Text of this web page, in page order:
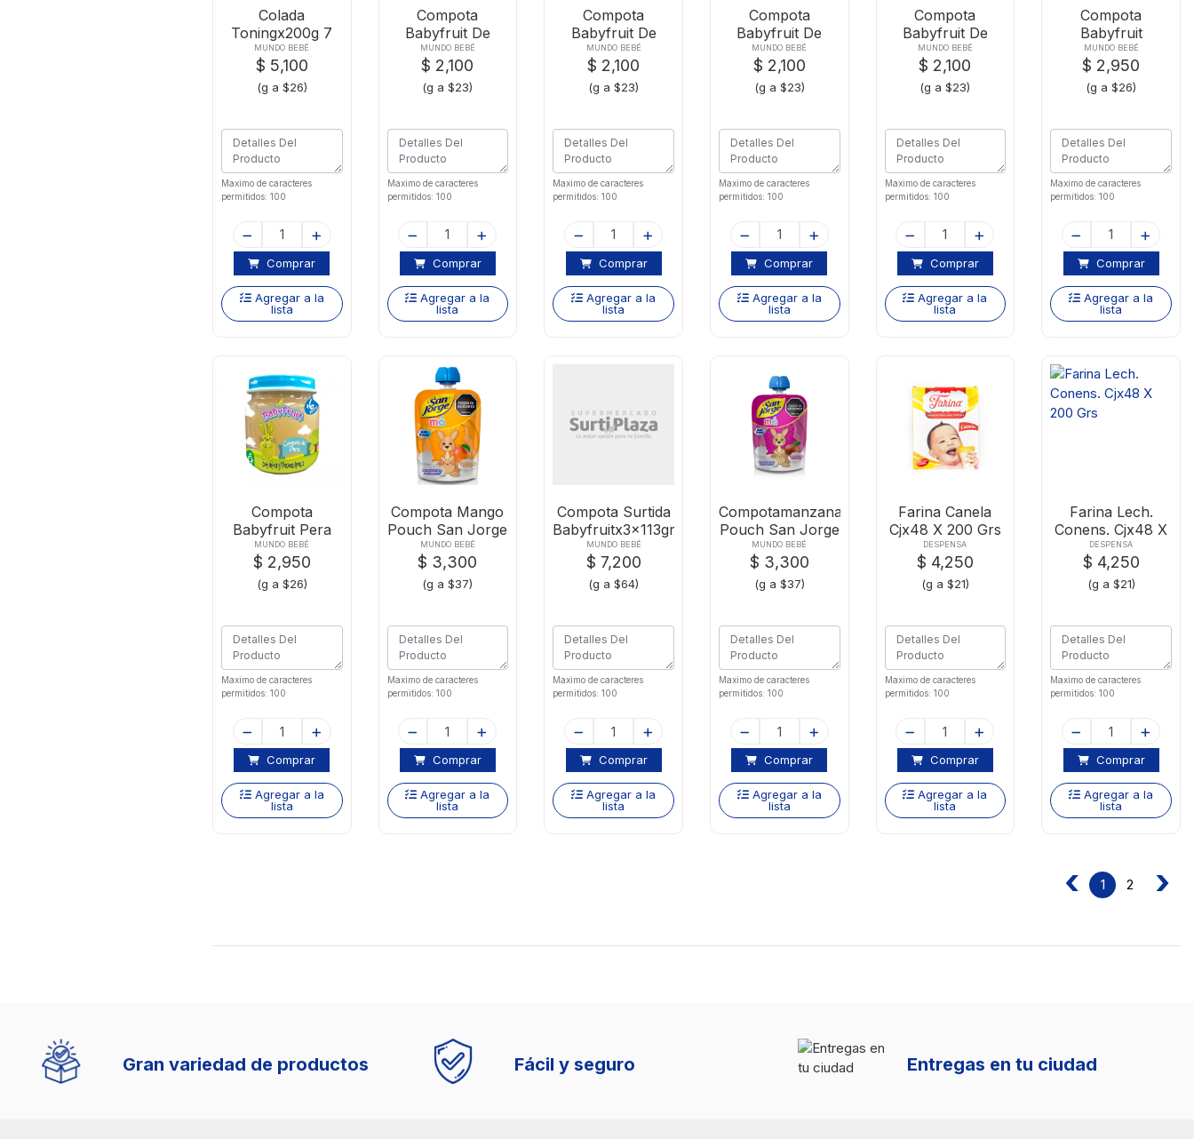
Colada
Toningx200g 7
Cereales Fresa
MUNDO BEBÉ
$ 5,100
(g a $26)
Maximo de caracteres
permitidos: 100
Comprar
Agregar a la
lista
Compota
Babyfruit De
Durazno X90g
MUNDO BEBÉ
$ 2,100
(g a $23)
Maximo de caracteres
permitidos: 100
Comprar
Agregar a la
lista
Compota
Babyfruit De
Mango X90g
MUNDO BEBÉ
$ 2,100
(g a $23)
Maximo de caracteres
permitidos: 100
Comprar
Agregar a la
lista
Compota
Babyfruit De
Manzana X90g
MUNDO BEBÉ
$ 2,100
(g a $23)
Maximo de caracteres
permitidos: 100
Comprar
Agregar a la
lista
Compota
Babyfruit De
Pera X90g
MUNDO BEBÉ
$ 2,100
(g a $23)
Maximo de caracteres
permitidos: 100
Comprar
Agregar a la
lista
Compota
Babyfruit
Manzana X113g
MUNDO BEBÉ
$ 2,950
(g a $26)
Maximo de caracteres
permitidos: 100
Comprar
Agregar a la
lista
Compota
Babyfruit Pera
X113g
MUNDO BEBÉ
$ 2,950
(g a $26)
Maximo de caracteres
permitidos: 100
Comprar
Agregar a la
lista
Compota Mango
Pouch San Jorge
X90g
MUNDO BEBÉ
$ 3,300
(g a $37)
Maximo de caracteres
permitidos: 100
Comprar
Agregar a la
lista
Compota Surtida
Babyfruitx3x113gr-
tripac
MUNDO BEBÉ
$ 7,200
(g a $64)
Maximo de caracteres
permitidos: 100
Comprar
Agregar a la
lista
Compotamanzana
Pouch San Jorge
X90g
MUNDO BEBÉ
$ 3,300
(g a $37)
Maximo de caracteres
permitidos: 100
Comprar
Agregar a la
lista
Farina Canela
Cjx48 X 200 Grs
DESPENSA
$ 4,250
(g a $21)
Maximo de caracteres
permitidos: 100
Comprar
Agregar a la
lista
Farina Lech.
Conens. Cjx48 X
200 Grs
DESPENSA
$ 4,250
(g a $21)
Maximo de caracteres
permitidos: 100
Comprar
Agregar a la
lista
‹ 1 2 ›
Gran variedad de productos Fácil y seguro Entregas en tu ciudad